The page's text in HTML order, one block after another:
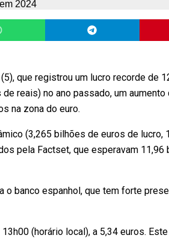
que registrou um lucro recorde de
reais) no ano passado, um aumento
na zona do euro.
(3,265 bilhões de euros de lucro,
pela Factset, que esperavam 11,96
banco espanhol, que tem forte
(horário local), a 5,34 euros.